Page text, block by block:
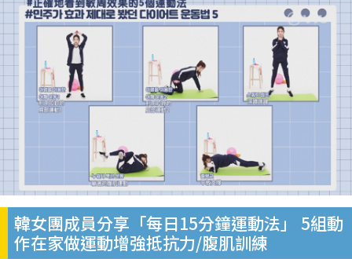
韓女團成員分享「每日15分鐘運動法」 5組動
作在家做運動增強抵抗力/腹肌訓練